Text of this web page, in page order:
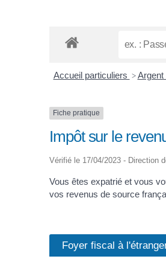
Accueil particuliers >
Fiche pratique
Impôt sur le
Vérifié le 17/04/2023 - Direction
Vous êtes expatrié et vous
vos revenus de source
Foyer fiscal à